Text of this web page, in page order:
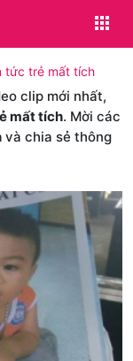
tức trẻ mất tích
clip mới nhất,
mất tích. Mời các
và chia sẻ thông